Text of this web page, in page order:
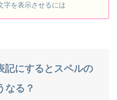
字を表示させるには
記にするとスペルの
なる？